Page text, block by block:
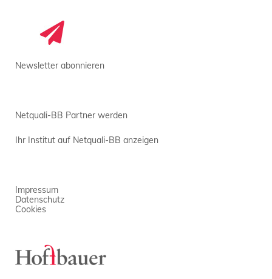
Newsletter abonnieren
Netquali-BB Partner werden
Ihr Institut auf Netquali-BB anzeigen
Impressum
Datenschutz
Cookies